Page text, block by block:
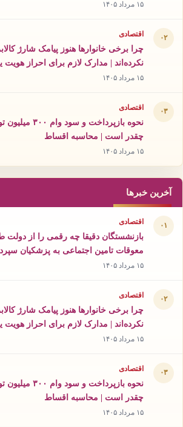
۱۵ مرداد ۱۴۰۵
۰۲ اقتصادی
چرا برخی خانوارها هنوز پیامک شارژ
نکرده‌اند | مدارک لازم برای احراز هویت
۱۵ مرداد ۱۴۰۵
۰۳ اقتصادی
نحوه بازپرداخت و
چقدر است | محاسبه اقساط
۱۵ مرداد ۱۴۰۵
آخرین خبرها
۰۱ اقتصادی
بازنشستگان دقیقا چه رقمی را از دولت
معوقات تامین اجتماعی به پزشکیان
۱۵ مرداد ۱۴۰۵
۰۲ اقتصادی
چرا برخی خانوارها هنوز پیامک شارژ
نکرده‌اند | مدارک لازم برای احراز هویت
۱۵ مرداد ۱۴۰۵
۰۳ اقتصادی
نحوه بازپرداخت و
چقدر است | محاسبه اقساط
۱۵ مرداد ۱۴۰۵